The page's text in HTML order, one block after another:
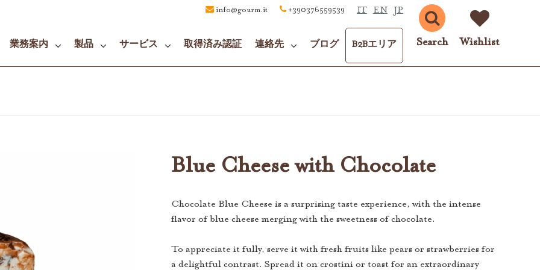
info@gourm.it +390376559539 IT EN JP
業務案内 製品 サービス 取得済み認証 連絡先 ブログ B2Bエリア Search Wishlist
Blue Cheese with Chocolate
Chocolate Blue Cheese is a surprising taste experience, with the intense
flavor of blue cheese merging with the sweetness of chocolate.
To appreciate it fully, serve it with fresh fruits like pears or strawberries for
a delightful contrast. Spread it on crostini or toast for an extraordinary